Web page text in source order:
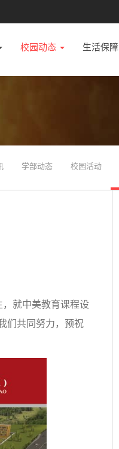
校园动态 生活保障
学部动态 校园活动
就中美教育课程设
们共同努力，预祝